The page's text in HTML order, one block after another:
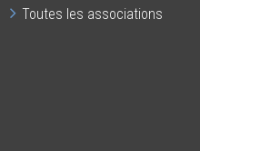
Toutes les associations